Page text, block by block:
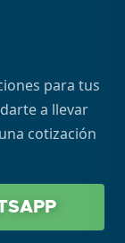
para tus
a llevar
cotización